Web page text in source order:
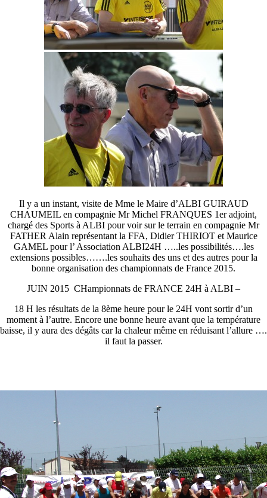
Il y a un instant, visite de Mme le Maire d’ALBI GUIRAUD
CHAUMEIL en compagnie Mr Michel FRANQUES 1er adjoint,
chargé des Sports à ALBI pour voir sur le terrain en compagnie Mr
FATHER Alain représentant la FFA, Didier THIRIOT et Maurice
GAMEL pour l’ Association ALBI24H …..les possibilités….les
extensions possibles…….les souhaits des uns et des autres pour la
bonne organisation des championnats de France 2015.
JUIN 2015 CHampionnats de FRANCE 24H à ALBI –
18 H les résultats de la 8ème heure pour le 24H vont sortir d’un
moment à l’autre. Encore une bonne heure avant que la température
baisse, il y aura des dégâts car la chaleur même en réduisant l’allure ….
il faut la passer.